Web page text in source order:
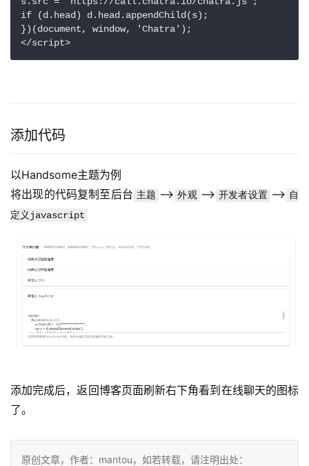
if (d.head) d.head.appendChild(s);
})(document, window, 'Chatra');
</script>
添加代码
以Handsome主题为例
将出现的代码复制至后台 主题 –> 外观 –> 开发者设置 –> 自
定义javascript
添加完成后，返回博客页面刷新右下角看到在线聊天的图标
了。
原创文章，作者：mantou，如若转载，请注明出处：